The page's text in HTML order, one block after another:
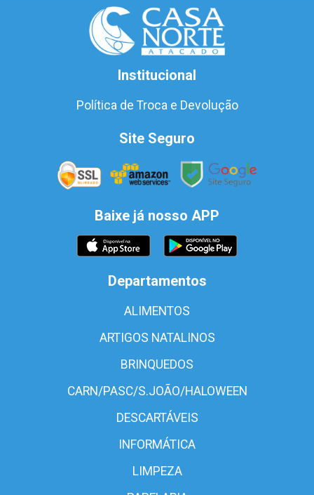
Institucional
Política de Troca e Devolução
Site Seguro
Baixe já nosso APP
Departamentos
ALIMENTOS
ARTIGOS NATALINOS
BRINQUEDOS
CARN/PASC/S.JOÃO/HALOWEEN
DESCARTÁVEIS
INFORMÁTICA
LIMPEZA